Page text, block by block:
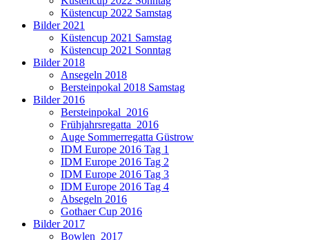
Küstencup 2022 Samstag
Bilder 2021
Küstencup 2021 Samstag
Küstencup 2021 Sonntag
Bilder 2018
Ansegeln 2018
Bersteinpokal 2018 Samstag
Bilder 2016
Bersteinpokal_2016
Frühjahrsregatta_2016
Auge Sommerregatta Güstrow
IDM Europe 2016 Tag 1
IDM Europe 2016 Tag 2
IDM Europe 2016 Tag 3
IDM Europe 2016 Tag 4
Absegeln 2016
Gothaer Cup 2016
Bilder 2017
Bowlen_2017